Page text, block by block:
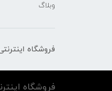
وبلاگ
فروشگاه
فروشگاه